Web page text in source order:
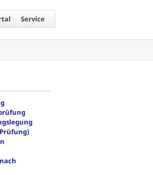
Service